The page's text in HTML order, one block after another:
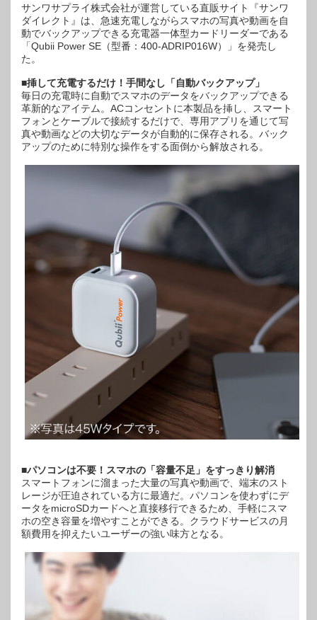
サンワサプライ株式会社が運営している直販サイト『サンワ
ダイレクト』は、急速充電しながらスマホの写真や動画を自
動でバックアップできる充電器一体型カードリーダーである
「Qubii Power SE（型番：400-ADRIP016W）」を発売し
た。
■挿して充電するだけ！手間なし「自動バックアップ」
毎日の充電時に自動でスマホのデータをバックアップできる
革新的なアイテム。ACコンセントに本製品を挿し、スマート
フォンとケーブルで接続するだけで、専用アプリを通じて写
真や動画などの大切なデータが自動的に保存される。バック
アップのために特別な操作をする面倒から解放される。
■パソコンは不要！スマホの「容量不足」をすっきり解消
スマートフォンに溜まった大量の写真や動画で、端末のスト
レージが圧迫されている方に最適だ。パソコンを使わずにデ
ータをmicroSDカードへと直接移行できるため、手軽にスマ
ホの空き容量を増やすことができる。クラウドサービスの月
額費用を抑えたいユーザーの強い味方となる。